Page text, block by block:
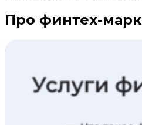
Про финтех-